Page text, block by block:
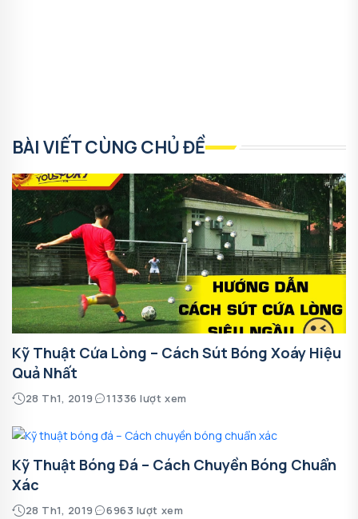
BÀI VIẾT CÙNG CHỦ ĐỀ
Kỹ Thuật Cứa Lòng – Cách Sút Bóng Xoáy Hiệu
Quả Nhất
28 Th1, 2019 11336 lượt xem
Kỹ Thuật Bóng Đá – Cách Chuyền Bóng Chuẩn
Xác
28 Th1, 2019 6963 lượt xem